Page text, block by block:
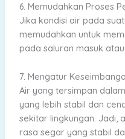
6. Memudahkan Proses
Jika kondisi air pada
memudahkan untuk
pada saluran masuk
7. Mengatur
Air yang tersimpan
yang lebih stabil dan
sekitar lingkungan. Jadi,
rasa segar yang stabil